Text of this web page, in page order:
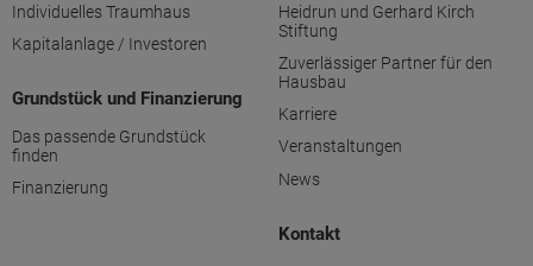
Individuelles Traumhaus
Kapitalanlage / Investoren
Grundstück und Finanzierung
Das passende Grundstück
finden
Finanzierung
Heidrun und Gerhard Kirch
Stiftung
Zuverlässiger Partner für den
Hausbau
Karriere
Veranstaltungen
News
Kontakt